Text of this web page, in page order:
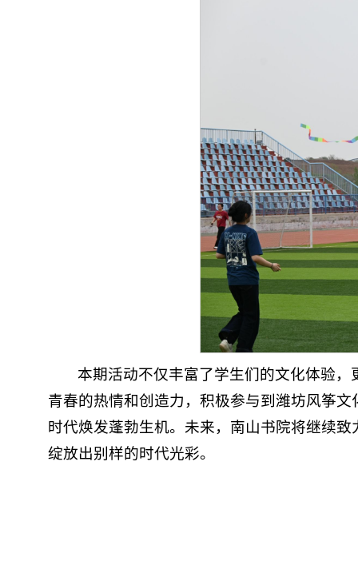
本期活动不仅丰富了学生们的文化体验
青春的热情和创造力，积极参与到潍坊风筝
时代焕发蓬勃生机。未来，南山书院将继续
绽放出别样的时代光彩。